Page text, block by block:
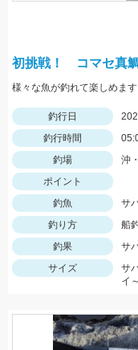
初挑戦！ コマセ真鯛
釣行日
釣行時間
釣場
沖
ポイント
釣魚
サ
釣り方
船
釣果
サ
サイズ
サ
イ